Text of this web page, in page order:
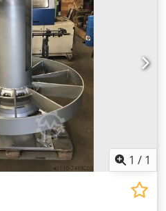
incluye las fotografías
mejor calidad posible.
enviar más imágenes.
1 / 1